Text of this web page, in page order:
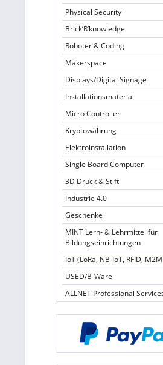
Physical Security
Brick’R’knowledge
Roboter & Coding
Makerspace
Displays/Digital Signage
Installationsmaterial
Micro Controller
Kryptowährung
Elektroinstallation
Single Board Computer
3D Druck & Stift
Industrie 4.0
Geschenke
MINT Lern- & Lehrmittel für
Bildungseinrichtungen
IoT (LoRa, NB-IoT, RFID,
USED/B-Ware
ALLNET Professional